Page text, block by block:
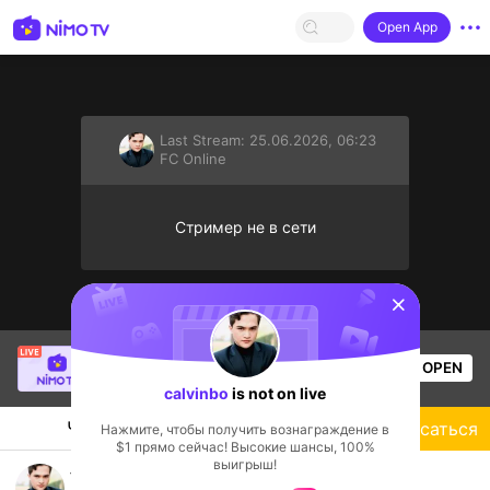
Open App
Last Stream: 25.06.2026, 06:23
FC Online
Стример не в сети
Thầy Giáo Mười is live!
League of Legends
3.5k OPEN
Чат Стример
Đội Tuyển Việt Nam (nhập tịch)
Подписаться
sentinelStart
calvinbo is not on live
Нажмите, чтобы получить вознаграждение в
$1 прямо сейчас! Высокие шансы, 100%
выигрыш!